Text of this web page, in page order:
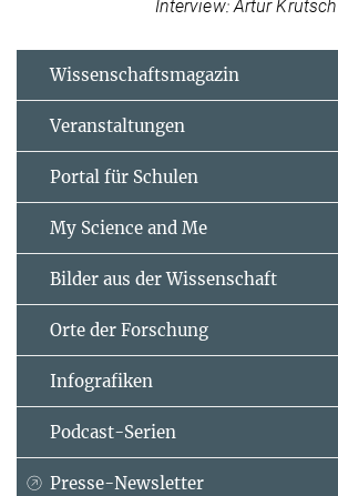
Interview: Artur
Wissenschaftsmagazin
Veranstaltungen
Portal für Schulen
My Science and Me
Bilder aus der Wissenschaft
Orte der Forschung
Infografiken
Podcast-Serien
Presse-Newsletter